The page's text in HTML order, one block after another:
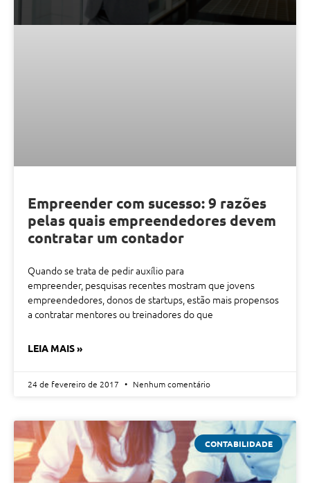
Empreender com sucesso: 9 razões
pelas quais empreendedores devem
contratar um contador
Quando se trata de pedir auxílio para
empreender, pesquisas recentes mostram que jovens
empreendedores, donos de startups, estão mais propensos
a contratar mentores ou treinadores do que
LEIA MAIS »
24 de fevereiro de 2017 Nenhum comentário
CONTABILIDADE